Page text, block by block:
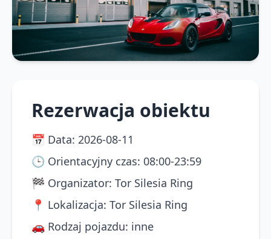
Rezerwacja obiektu
📅 Data: 2026-08-11
🕒 Orientacyjny czas: 08:00-23:59
🏁 Organizator: Tor Silesia Ring
📍 Lokalizacja: Tor Silesia Ring
🚗 Rodzaj pojazdu: inne